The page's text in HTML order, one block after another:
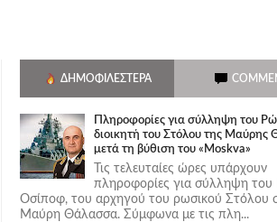
ΔΗΜΟΦΙΛΈΣΤΕΡΑ
Πληροφορίες για σύλληψη του
διοικητή του Στόλου της Mαύρης
μετά τη βύθιση του «Moskva»
Τις τελευταίες ώρες υπάρχουν
πληροφορίες για σύλληψη του
Οσίποφ, του αρχηγού του ρωσικού Στόλου
Μαύρη Θάλασσα. Σύμφωνα με τις πλη...